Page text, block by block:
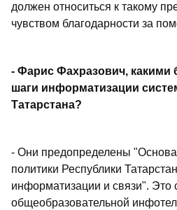
должен относиться к такому
чувством благодарности за
- Фарис Фахразович, какими
шаги информатизации
Татарстана?
- Они предопределены
политики Республики
информатизации и связи". Это
общеобразовательной